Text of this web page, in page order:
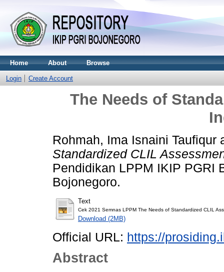
Home About Browse
Login Create Account
The Needs of
Rohmah, Ima Isnaini Taufiqur
Standardized CLIL
Pendidikan LPPM IKIP PGRI
Bojonegoro.
Text
Cek 2021 Semnas LPPM The Needs of Standardized CLIL
Download (2MB)
Official URL: https://
Abstract